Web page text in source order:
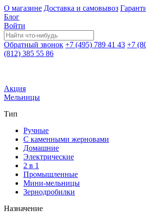
О магазине Доставка и самовывоз
Блог
Войти
Обратный звонок +7 (495) 789 41 43 +7
(812) 385 55 86
Акция
Мельницы
Тип
Ручные
С каменными жерновами
Домашние
Электрические
2 в 1
Промышленные
Мини-мельницы
Зернодробилки
Назначение